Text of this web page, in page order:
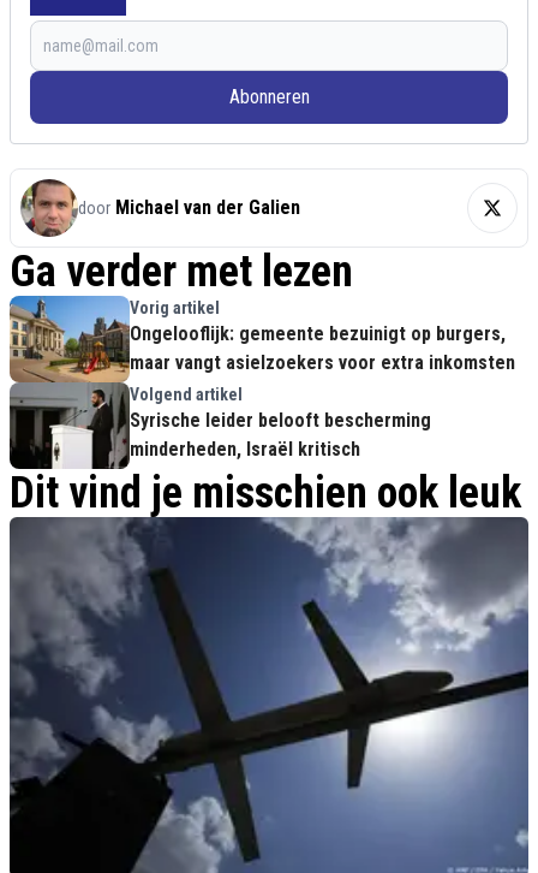
Abonneren
door Michael van der Galien
Ga verder met lezen
Vorig artikel
Ongelooflijk: gemeente bezuinigt op burgers,
maar vangt asielzoekers voor extra inkomsten
Volgend artikel
Syrische leider belooft bescherming
minderheden, Israël kritisch
Dit vind je misschien ook leuk